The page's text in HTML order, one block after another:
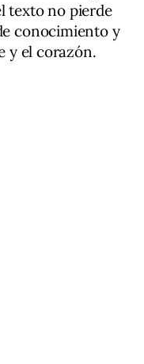
texto no pierde
conocimiento y
y el corazón.